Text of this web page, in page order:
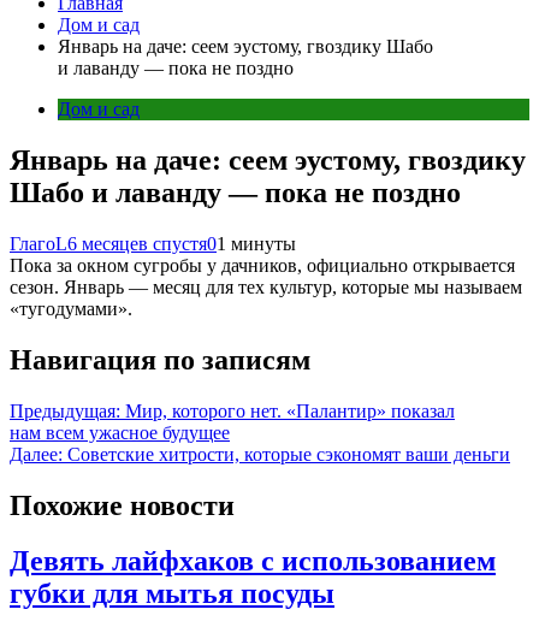
Дом и сад
Январь на даче: сеем эустому, гвоздику Шабо
и лаванду — пока не поздно
Дом и сад
Январь на даче: сеем эустому, гвоздику
Шабо и лаванду — пока не поздно
ГлагоL6 месяцев спустя01 минуты
Пока за окном сугробы у дачников, официально открывается
сезон. Январь — месяц для тех культур, которые мы называем
«тугодумами».
Навигация по записям
Предыдущая: Мир, которого нет. «Палантир» показал
нам всем ужасное будущее
Далее: Советские хитрости, которые сэкономят ваши деньги
Похожие новости
Девять лайфхаков с использованием
губки для мытья посуды